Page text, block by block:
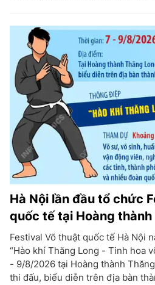
Hà Nội lần đầu tổ chức
quốc tế tại Hoàng thành
Festival Võ thuật quốc tế Hà Nội
“Hào khí Thăng Long - Tinh hoa
- 9/8/2026 tại Hoàng thành
thi đấu, biểu diễn trên địa bàn